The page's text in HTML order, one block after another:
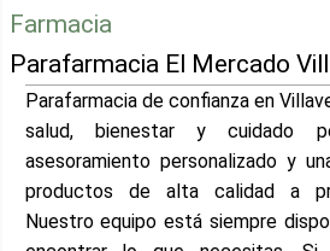
Farmacia
Parafarmacia El Mercado
Parafarmacia de confianza en
salud, bienestar y cuidado
asesoramiento personalizado y
productos de alta calidad a
Nuestro equipo está siempre